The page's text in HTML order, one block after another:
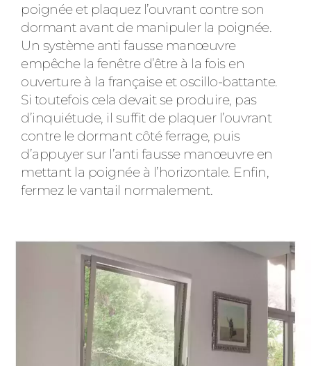
poignée et plaquez l’ouvrant contre son
dormant avant de manipuler la poignée.
Un système anti fausse manœuvre
empêche la fenêtre d’être à la fois en
ouverture à la française et oscillo-battante.
Si toutefois cela devait se produire, pas
d’inquiétude, il suffit de plaquer l’ouvrant
contre le dormant côté ferrage, puis
d’appuyer sur l’anti fausse manœuvre en
mettant la poignée à l’horizontale. Enfin,
fermez le vantail normalement.